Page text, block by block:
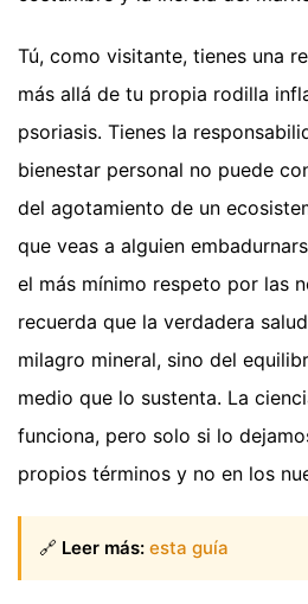
Tú, como visitante, tienes una
más allá de tu propia rodilla
psoriasis. Tienes la
bienestar personal no puede
del agotamiento de un
que veas a alguien
el más mínimo respeto por las
recuerda que la verdadera
milagro mineral, sino del
medio que lo sustenta. La
funciona, pero solo si lo
propios términos y no en los
🔗 Leer más: esta guía